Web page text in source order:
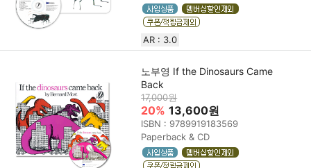
AR : 3.0
노부영 If the Dinosaurs Came
Back
17,000원
20% 13,600원
ISBN : 9789919183569
Paperback & CD